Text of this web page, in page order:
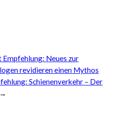
Empfehlung: Neues zur
revidieren einen Mythos
Schienenverkehr – Der
→